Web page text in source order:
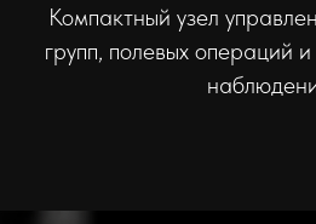
Компактный узел
групп, полевых операций